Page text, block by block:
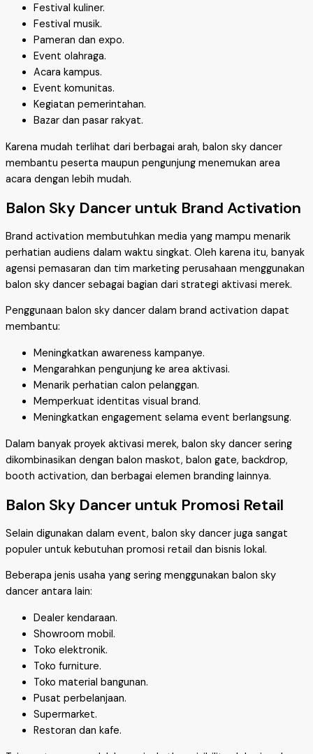
Festival kuliner.
Festival musik.
Pameran dan expo.
Event olahraga.
Acara kampus.
Event komunitas.
Kegiatan pemerintahan.
Bazar dan pasar rakyat.
Karena mudah terlihat dari berbagai arah, balon sky dancer
membantu peserta maupun pengunjung menemukan area
acara dengan lebih mudah.
Balon Sky Dancer untuk Brand Activation
Brand activation membutuhkan media yang mampu menarik
perhatian audiens dalam waktu singkat. Oleh karena itu, banyak
agensi pemasaran dan tim marketing perusahaan menggunakan
balon sky dancer sebagai bagian dari strategi aktivasi merek.
Penggunaan balon sky dancer dalam brand activation dapat
membantu:
Meningkatkan awareness kampanye.
Mengarahkan pengunjung ke area aktivasi.
Menarik perhatian calon pelanggan.
Memperkuat identitas visual brand.
Meningkatkan engagement selama event berlangsung.
Dalam banyak proyek aktivasi merek, balon sky dancer sering
dikombinasikan dengan balon maskot, balon gate, backdrop,
booth activation, dan berbagai elemen branding lainnya.
Balon Sky Dancer untuk Promosi Retail
Selain digunakan dalam event, balon sky dancer juga sangat
populer untuk kebutuhan promosi retail dan bisnis lokal.
Beberapa jenis usaha yang sering menggunakan balon sky
dancer antara lain:
Dealer kendaraan.
Showroom mobil.
Toko elektronik.
Toko furniture.
Toko material bangunan.
Pusat perbelanjaan.
Supermarket.
Restoran dan kafe.